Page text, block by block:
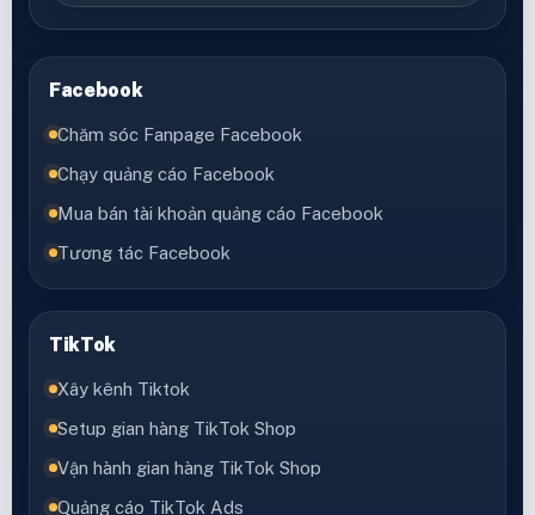
Facebook
Chăm sóc Fanpage Facebook
Chạy quảng cáo Facebook
Mua bán tài khoản quảng cáo Facebook
Tương tác Facebook
TikTok
Xây kênh Tiktok
Setup gian hàng TikTok Shop
Vận hành gian hàng TikTok Shop
Quảng cáo TikTok Ads